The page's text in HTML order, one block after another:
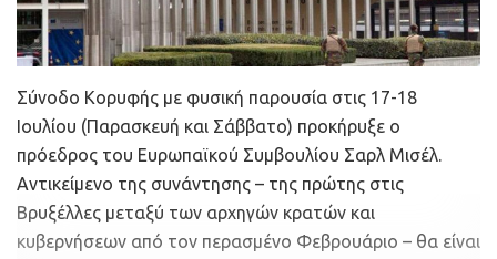
Σύνοδο Κορυφής με φυσική παρουσία στις 17-18
Ιουλίου (Παρασκευή και Σάββατο) προκήρυξε ο
πρόεδρος του Ευρωπαϊκού Συμβουλίου Σαρλ Μισέλ.
Αντικείμενο της συνάντησης – της πρώτης στις
Βρυξέλλες μεταξύ των αρχηγών κρατών και
κυβερνήσεων από τον περασμένο Φεβρουάριο – θα είναι